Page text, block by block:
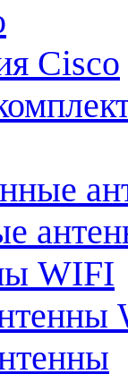
Cisco
WIFI